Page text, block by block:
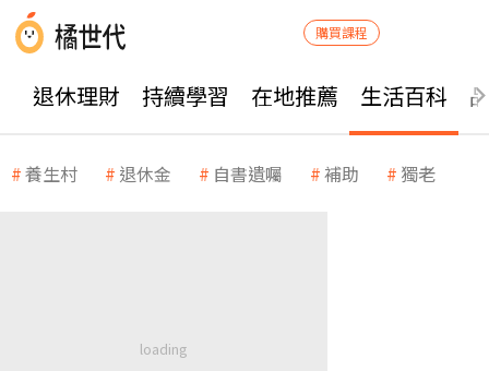
購買課程
退休理財 持續學習 在地推薦 生活百科
養生村 退休金 自書遺囑 補助 獨老